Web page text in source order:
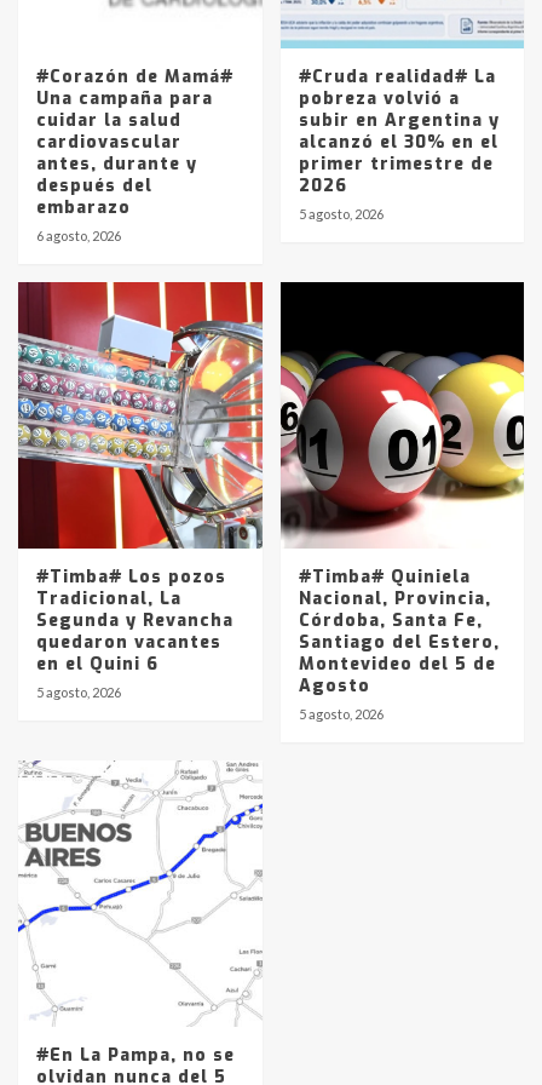
La Pampa, desde YPF hasta Axion
entre 857 a 1338 pesos
#Corazón de Mamá#
Una campaña para
cuidar la salud
cardiovascular
antes, durante y
después del
embarazo
6 agosto, 2026
#Cruda realidad# La
pobreza volvió a
subir en Argentina y
alcanzó el 30% en el
primer trimestre de
2026
5 agosto, 2026
#Timba# Los pozos
Tradicional, La
Segunda y Revancha
quedaron vacantes
en el Quini 6
5 agosto, 2026
#Timba# Quiniela
Nacional, Provincia,
Córdoba, Santa Fe,
Santiago del Estero,
Montevideo del 5 de
Agosto
5 agosto, 2026
#En La Pampa, no se
olvidan nunca del 5